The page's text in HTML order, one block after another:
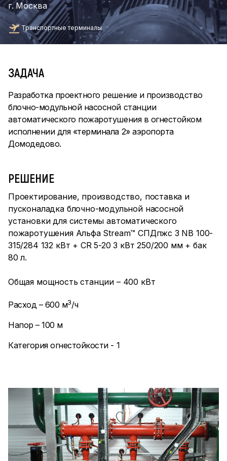
г. Москва
Транспортные терминалы
ЗАДАЧА
Разработка проектного решение и производство
блочно-модульной насосной станции
автоматического пожаротушения в огнестойком
исполнении для «терминала 2» аэропорта
Домодедово.
РЕШЕНИЕ
Проектирование, производство, поставка и
пусконаладка блочно-модульной насосной
установки для системы автоматического
пожаротушения Альфа Stream™ СПДпжс 3 NB 100-
315/284 132 кВт + CR 5-20 3 кВт 250/200 мм + бак
80 л.
Общая мощность станции – 400 кВт
Расход – 600 м3/ч
Напор – 100 м
Категория огнестойкости - 1